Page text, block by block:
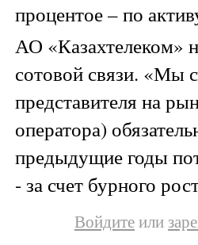
процентое – по
АО «Казахтелеком»
сотовой связи. «Мы
представителя на
оператора)
предыдущие годы
- за счет бурного
Войдитеили